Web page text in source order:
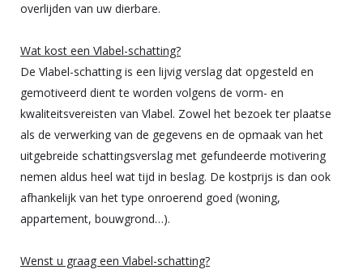
overlijden van uw dierbare.
Wat kost een Vlabel-schatting?
De Vlabel-schatting is een lijvig verslag dat opgesteld en
gemotiveerd dient te worden volgens de vorm- en
kwaliteitsvereisten van Vlabel. Zowel het bezoek ter plaatse
als de verwerking van de gegevens en de opmaak van het
uitgebreide schattingsverslag met gefundeerde motivering
nemen aldus heel wat tijd in beslag. De kostprijs is dan ook
afhankelijk van het type onroerend goed (woning,
appartement, bouwgrond…).
Wenst u graag een Vlabel-schatting?